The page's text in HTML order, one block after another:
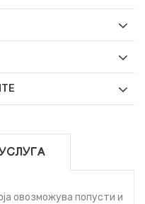
овозможува попусти и